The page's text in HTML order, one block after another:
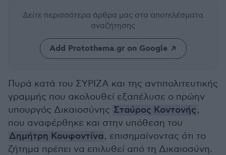
Δείτε περισσότερα άρθρα μας στα αποτελέσματα
αναζήτησης
Add Protothema.gr on Google
Πυρά κατά του ΣΥΡΙΖΑ και της αντιπολιτευτικής
γραμμής που ακολουθεί εξαπέλυσε ο πρώην
υπουργός Δικαιοσύνης Σταύρος Κοντονής,
που αναφέρθηκε και στην υπόθεση του
Δημήτρη Κουφοντίνα, επισημαίνοντας ότι το
ζήτημα πρέπει να επιλυθεί από τη Δικαιοσύνη.